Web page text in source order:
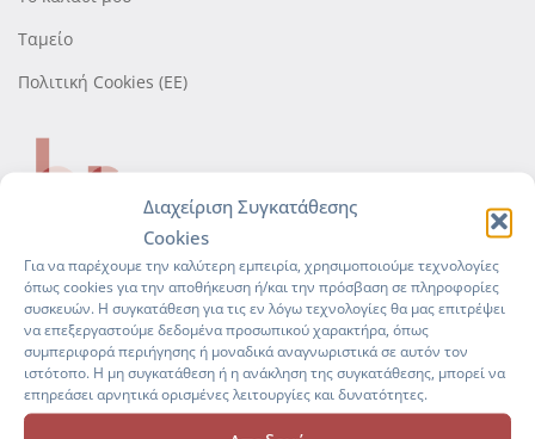
Διαχείριση Συγκατάθεσης
Cookies
Για να παρέχουμε την καλύτερη εμπειρία, χρησιμοποιούμε τεχνολογίες
όπως cookies για την αποθήκευση ή/και την πρόσβαση σε πληροφορίες
συσκευών. Η συγκατάθεση για τις εν λόγω τεχνολογίες θα μας επιτρέψει
να επεξεργαστούμε δεδομένα προσωπικού χαρακτήρα, όπως
συμπεριφορά περιήγησης ή μοναδικά αναγνωριστικά σε αυτόν τον
ιστότοπο. Η μη συγκατάθεση ή η ανάκληση της συγκατάθεσης, μπορεί να
επηρεάσει αρνητικά ορισμένες λειτουργίες και δυνατότητες.
Ταμείο
Πολιτική Cookies (ΕΕ)
Manage everything
professionally with our complete
HR Solution!
hr-platform.gr